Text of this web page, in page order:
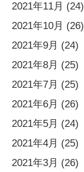
2021年11月 (24)
2021年10月 (26)
2021年9月 (24)
2021年8月 (25)
2021年7月 (25)
2021年6月 (26)
2021年5月 (24)
2021年4月 (25)
2021年3月 (26)